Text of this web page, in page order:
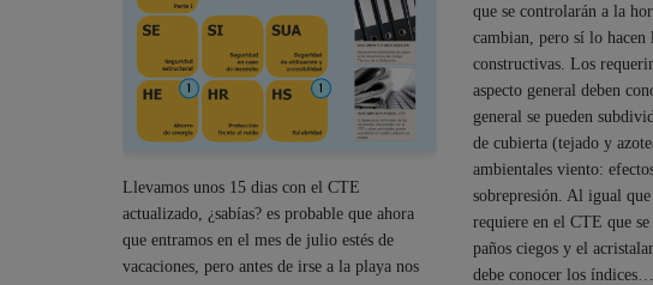
Llevamos unos 15 dias con el CTE
actualizado, ¿sabías? es probable que ahora
que entramos en el mes de julio estés de
vacaciones, pero antes de irse a la playa nos
que se controlarán a la
cambian, pero sí lo hacen
constructivas. Los
aspecto general deben
general se pueden
de cubierta (tejado y
ambientales viento:
sobrepresión. Al igual que
requiere en el CTE que
paños ciegos y el
debe conocer los